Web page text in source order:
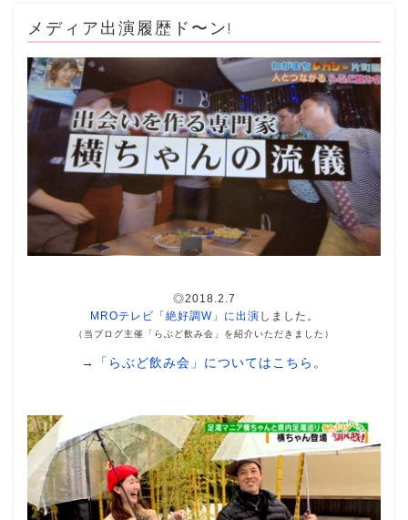
メディア出演履歴ド〜ン!
◎2018.2.7
MROテレビ「絶好調W」に出演 しました。
（当ブログ主催「らぶど飲み会」を紹介いただきました）
→ 「らぶど飲み会」についてはこちら 。